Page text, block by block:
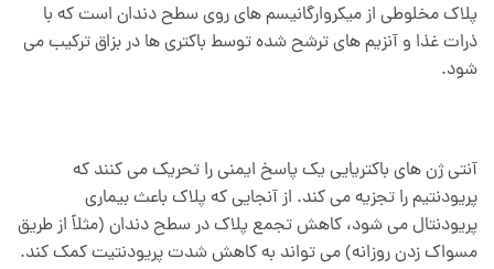
پلاک مخلوطی از میکروارگانیسم های روی سطح دندان است که با
ذرات غذا و آنزیم های ترشح شده توسط باکتری ها در بزاق ترکیب می
شود.
آنتی ژن های باکتریایی یک پاسخ ایمنی را تحریک می کنند که
پریودنتیم را تجزیه می کند. از آنجایی که پلاک باعث بیماری
پریودنتال می شود، کاهش تجمع پلاک در سطح دندان (مثلاً از طریق
مسواک زدن روزانه) می تواند به کاهش شدت پریودنتیت کمک کند.